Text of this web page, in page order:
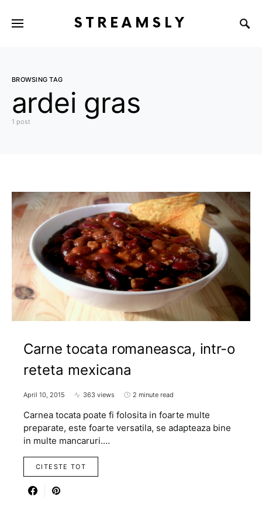
STREAMSLY
BROWSING TAG
ardei gras
1 post
Carne tocata romaneasca, intr-o
reteta mexicana
April 10, 2015 363 views 2 minute read
Carnea tocata poate fi folosita in foarte multe
preparate, este foarte versatila, se adapteaza bine
in multe mancaruri.…
CITESTE TOT